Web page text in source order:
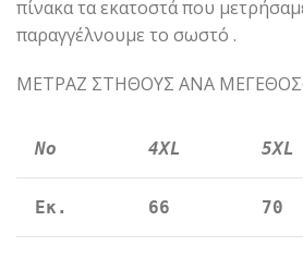
πίνακα τα εκατοστά που
παραγγέλνουμε το σωστό .
ΜΕΤΡΑΖ ΣΤΗΘΟΥΣ ΑΝΑ ΜΕΓΕΘΟΣ(
Νο 4XL 5XL
Εκ. 66 70